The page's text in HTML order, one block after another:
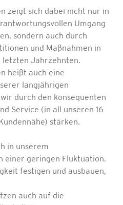
zeigt sich dabei nicht nur in
Umgang
sondern auch durch
und Maßnahmen in
letzten Jahrzehnten.
heißt auch eine
langjährigen
durch den konsequenten
Service (in all unseren 16
stärken.
in unserem
einer geringen Fluktuation.
festigen und ausbauen,
auch auf die